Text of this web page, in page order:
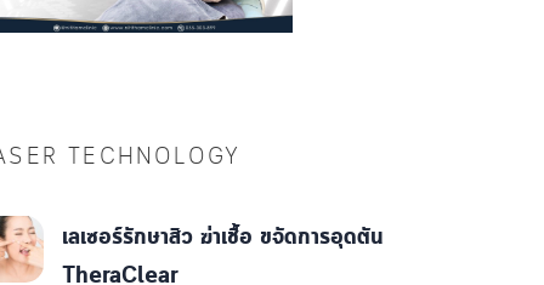
TECHNOLOGY
เลเซอร์รักษาสิว ฆ่าเชื้อ ขจัดการอุดตัน
TheraClear